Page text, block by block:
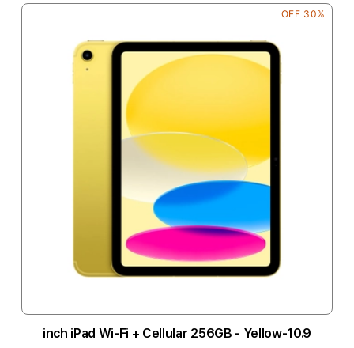
30% OFF
10.9-inch iPad Wi-Fi + Cellular 256GB - Yellow